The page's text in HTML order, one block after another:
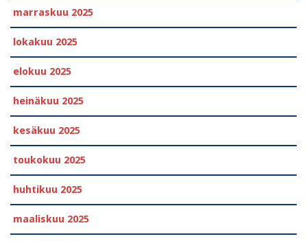
marraskuu 2025
lokakuu 2025
elokuu 2025
heinäkuu 2025
kesäkuu 2025
toukokuu 2025
huhtikuu 2025
maaliskuu 2025